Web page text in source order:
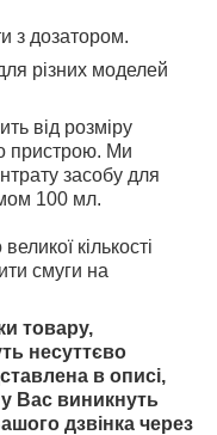
з дозатором.
різних моделей
від розміру
пристрою. Ми
засобу для
100 мл.
кількості
смуги на
товару,
несуттєво
в описі,
Вас виникнуть
дзвінка через